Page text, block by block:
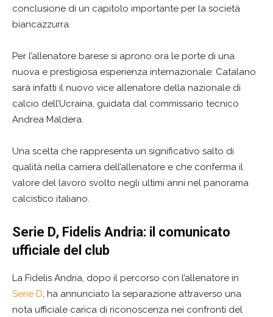
conclusione di un capitolo importante per la società
biancazzurra.
Per l’allenatore barese si aprono ora le porte di una
nuova e prestigiosa esperienza internazionale: Catalano
sarà infatti il nuovo vice allenatore della nazionale di
calcio dell’Ucraina, guidata dal commissario tecnico
Andrea Maldera.
Una scelta che rappresenta un significativo salto di
qualità nella carriera dell’allenatore e che conferma il
valore del lavoro svolto negli ultimi anni nel panorama
calcistico italiano.
Serie D, Fidelis Andria: il comunicato
ufficiale del club
La Fidelis Andria, dopo il percorso con l’allenatore in
Serie D, ha annunciato la separazione attraverso una
nota ufficiale carica di riconoscenza nei confronti del